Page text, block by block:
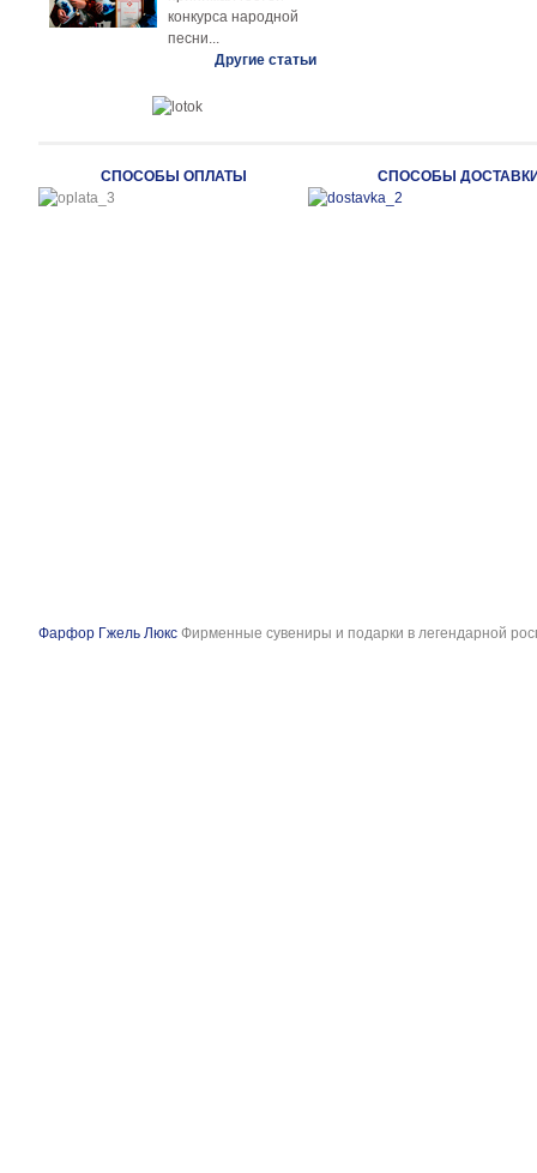
конкурса народной
песни...
Другие статьи
СПОСОБЫ ОПЛАТЫ СПОСОБЫ
Фарфор Гжель Люкс Фирменные сувениры и подарки в легендарной